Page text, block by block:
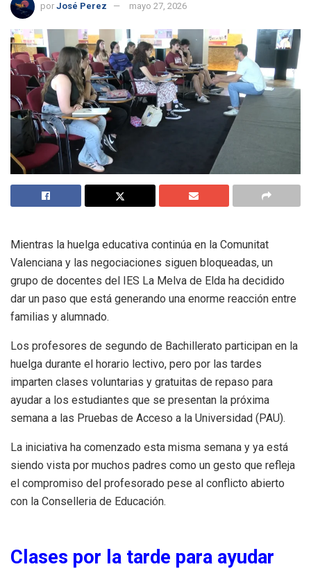
por José Perez mayo 27, 2026
Mientras la huelga educativa continúa en la Comunitat
Valenciana y las negociaciones siguen bloqueadas, un
grupo de docentes del IES La Melva de Elda ha decidido
dar un paso que está generando una enorme reacción entre
familias y alumnado.
Los profesores de segundo de Bachillerato participan en la
huelga durante el horario lectivo, pero por las tardes
imparten clases voluntarias y gratuitas de repaso para
ayudar a los estudiantes que se presentan la próxima
semana a las Pruebas de Acceso a la Universidad (PAU).
La iniciativa ha comenzado esta misma semana y ya está
siendo vista por muchos padres como un gesto que refleja
el compromiso del profesorado pese al conflicto abierto
con la Conselleria de Educación.
Clases por la tarde para ayudar